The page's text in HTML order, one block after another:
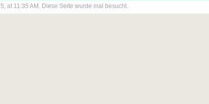
at 11:35 AM. Diese Seite wurde mal besucht.